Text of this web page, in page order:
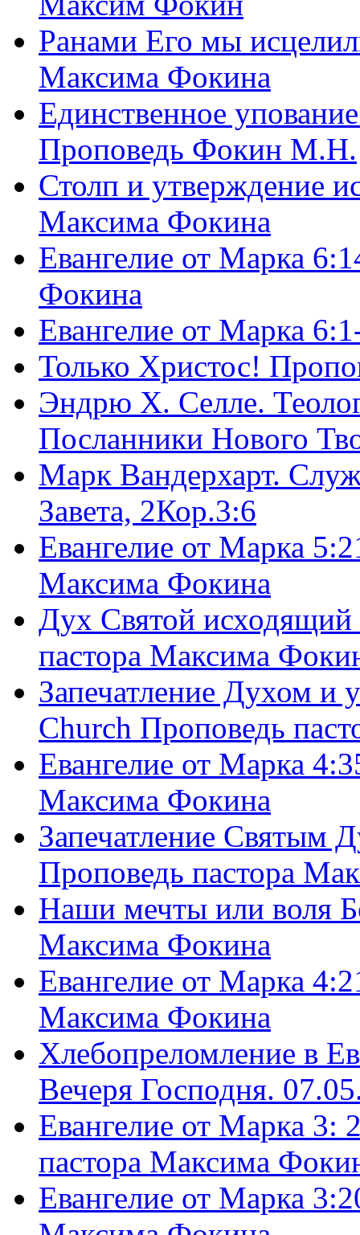
Ранами Его мы
Максима Фокина
Единственное
Проповедь Фокин М.Н.
Столп и утверждение
Максима Фокина
Евангелие от Марка
Фокина
Евангелие от Марка
Только Христос!
Эндрю Х. Селле.
Посланники Нового
Марк Вандерхарт.
Завета, 2Кор.3:6
Евангелие от Марка
Максима Фокина
Дух Святой
пастора Максима
Запечатление Духом и
Church Проповедь
Евангелие от Марка
Максима Фокина
Запечатление Святым
Проповедь пастора
Наши мечты или воля
Максима Фокина
Евангелие от Марка
Максима Фокина
Хлебопреломление в
Вечеря Господня.
Евангелие от Марка 3:
пастора Максима
Евангелие от Марка